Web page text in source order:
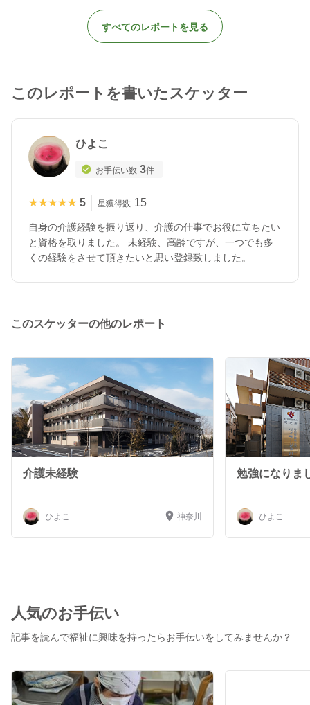
すべてのレポートを見る
このレポートを書いたスケッター
ひよこ
お手伝い数 3件
★★★★★
★★★★★ 5 星獲得数 15
自身の介護経験を振り返り、介護の仕事でお役に立ちたい
と資格を取りました。 未経験、高齢ですが、一つでも多
くの経験をさせて頂きたいと思い登録致しました。
このスケッターの他のレポート
介護未経験
ひよこ 神奈川
勉強になりま
ひよこ
人気のお手伝い
記事を読んで福祉に興味を持ったらお手伝いをしてみませんか？